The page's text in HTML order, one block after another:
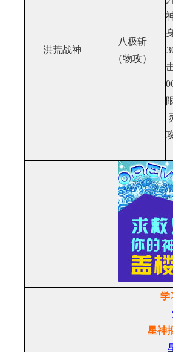
洪荒战神
八极斩
（物攻）
学
星神